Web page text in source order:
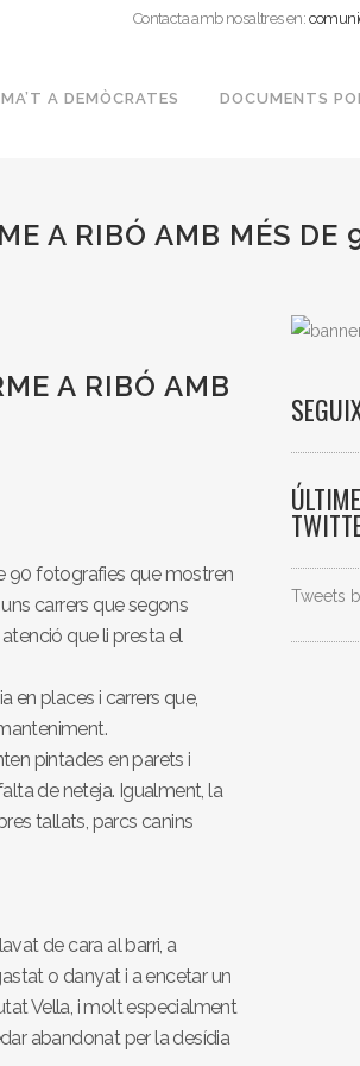
Contacta amb nosaltres en:
A DEMÒCRATES DOCUMENTS
A RIBÓ AMB MÉS DE
A RIBÓ AMB
90 fotografies que mostren
carrers que segons
que li presta el
en places i carrers que,
pintades en parets i
de neteja. Igualment, la
tallats, parcs canins
de cara al barri, a
o danyat i a encetar un
Vella, i molt especialment
abandonat per la desídia
Tweets